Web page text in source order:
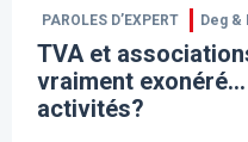
PAROLES D’EXPERT Deg &
TVA et
vraiment
activités?